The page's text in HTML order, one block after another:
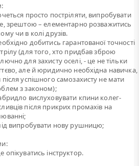
просто постріляти, випробувати
зрештою – елементарно розважитись
чи в колі друзів.
добитись гарантованої точності
(для того, хто придбав зброю
для захисту оселі, - це не тільки
але й юридично необхідна навичка,
після успішного самозахисту не мати
з законом);
вислуховувати кпини колег-
після прикрих промахів на
випробувати нову рушницю;
опікуватись інструктор.